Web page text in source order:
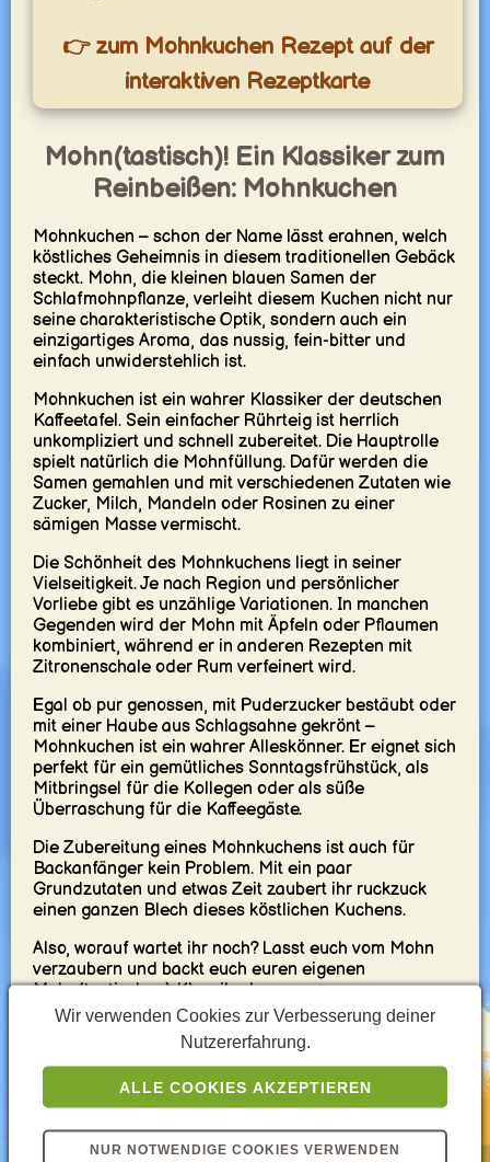
👉 zum Mohnkuchen Rezept auf der
interaktiven Rezeptkarte
Mohn(tastisch)! Ein Klassiker zum
Reinbeißen: Mohnkuchen
Mohnkuchen – schon der Name lässt erahnen, welch
köstliches Geheimnis in diesem traditionellen Gebäck
steckt. Mohn, die kleinen blauen Samen der
Schlafmohnpflanze, verleiht diesem Kuchen nicht nur
seine charakteristische Optik, sondern auch ein
einzigartiges Aroma, das nussig, fein-bitter und
einfach unwiderstehlich ist.
Mohnkuchen ist ein wahrer Klassiker der deutschen
Kaffeetafel. Sein einfacher Rührteig ist herrlich
unkompliziert und schnell zubereitet. Die Hauptrolle
spielt natürlich die Mohnfüllung. Dafür werden die
Samen gemahlen und mit verschiedenen Zutaten wie
Zucker, Milch, Mandeln oder Rosinen zu einer
sämigen Masse vermischt.
Die Schönheit des Mohnkuchens liegt in seiner
Vielseitigkeit. Je nach Region und persönlicher
Vorliebe gibt es unzählige Variationen. In manchen
Gegenden wird der Mohn mit Äpfeln oder Pflaumen
kombiniert, während er in anderen Rezepten mit
Zitronenschale oder Rum verfeinert wird.
Egal ob pur genossen, mit Puderzucker bestäubt oder
mit einer Haube aus Schlagsahne gekrönt –
Mohnkuchen ist ein wahrer Alleskönner. Er eignet sich
perfekt für ein gemütliches Sonntagsfrühstück, als
Mitbringsel für die Kollegen oder als süße
Überraschung für die Kaffeegäste.
Die Zubereitung eines Mohnkuchens ist auch für
Backanfänger kein Problem. Mit ein paar
Grundzutaten und etwas Zeit zaubert ihr ruckzuck
einen ganzen Blech dieses köstlichen Kuchens.
Also, worauf wartet ihr noch? Lasst euch vom Mohn
verzaubern und backt euch euren eigenen
Mohn(tastischen) Klassiker!
Teil dieser yummy Lists
Die besten Cremige Kuchen-
Wir verwenden Cookies zur Verbesserung deiner
Nutzererfahrung.
ALLE COOKIES AKZEPTIEREN
NUR NOTWENDIGE COOKIES VERWENDEN